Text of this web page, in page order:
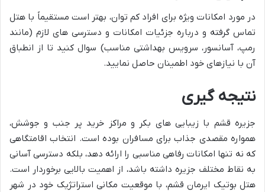
در مورد امکانات ویژه برای افراد کم توان، بهتر است مستقیماً با هتل
تماس گرفته و درباره جزئیات امکانات و دسترسی های لازم (مانند
رمپ، آسانسور، سرویس بهداشتی مناسب) سوال کنید تا از انطباق
آن با نیازهای خود اطمینان حاصل نمایید.
نتیجه گیری
جزیره قشم با زیبایی های بکر و مراکز خرید پر جنب و جوشش،
همواره مقصدی جذاب برای مسافران بوده است. انتخاب اقامتگاهی
که نه تنها امکانات رفاهی مناسبی را ارائه دهد، بلکه دسترسی آسانی
به نقاط مختلف جزیره داشته باشد، از اهمیت بالایی برخوردار است.
هتل بوتیک ایرمان قشم، با موقعیت مکانی استراتژیک خود در شهر